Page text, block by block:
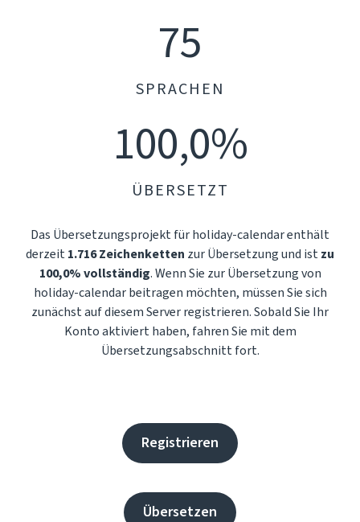
75
SPRACHEN
100,0%
ÜBERSETZT
Das Übersetzungsprojekt für holiday-calendar enthält
derzeit1.716 Zeichenketten zur Übersetzung und istzu
100,0% vollständig. Wenn Sie zur Übersetzung von
holiday-calendar beitragen möchten, müssen Sie sich
zunächst auf diesem Server registrieren. Sobald Sie Ihr
Konto aktiviert haben, fahren Sie mit dem
Übersetzungsabschnitt fort.
Registrieren
Übersetzen